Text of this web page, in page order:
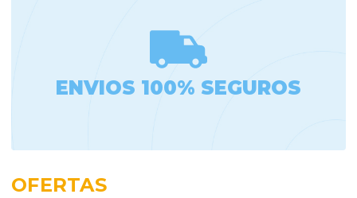
ENVIOS 100% SEGUROS
OFERTAS